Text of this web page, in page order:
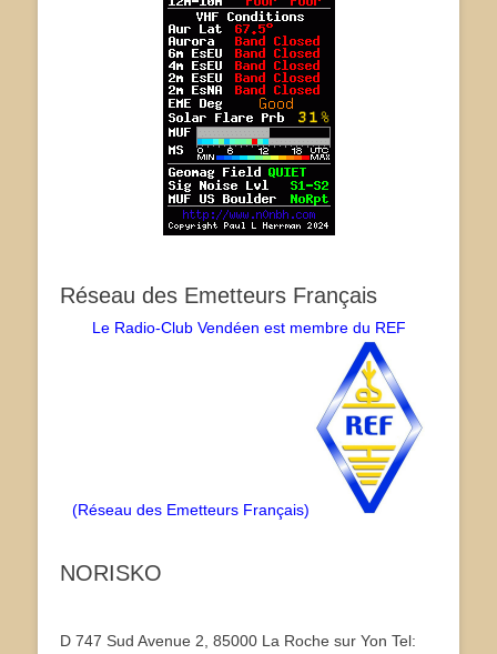
Réseau des Emetteurs Français
Le Radio-Club Vendéen est membre du REF
(Réseau des Emetteurs Français)
NORISKO
D 747 Sud Avenue 2, 85000 La Roche sur Yon Tel: